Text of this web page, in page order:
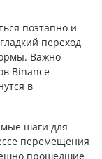
поэтапно и
переход
Важно
Binance
в
шаги для
перемещения
прошедшие